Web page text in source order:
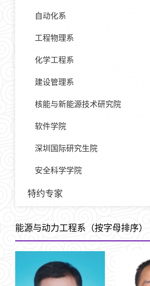
自动化系
工程物理系
化学工程系
建设管理系
核能与新能源技术研究院
软件学院
深圳国际研究生院
安全科学学院
特约专家
能源与动力工程系（按字母排序）